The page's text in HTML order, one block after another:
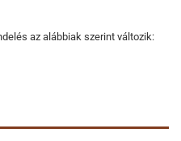
az alábbiak szerint változik: